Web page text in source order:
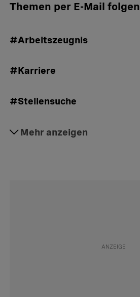
Themen per E-Mail folgen
#Arbeitszeugnis
#Karriere
#Stellensuche
Mehr anzeigen
#Arbeit